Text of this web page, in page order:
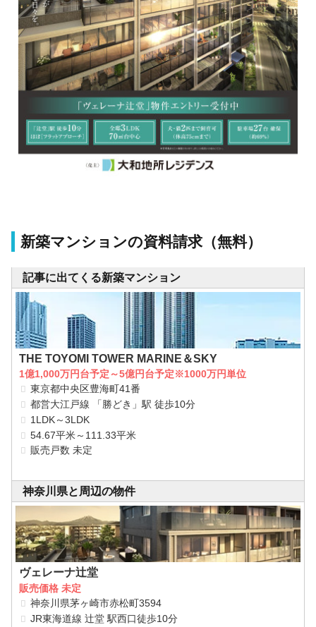
新築マンションの資料請求（無料）
記事に出てくる新築マンション
THE TOYOMI TOWER MARINE＆SKY
1億1,000万円台予定～5億円台予定※1000万円単位
東京都中央区豊海町41番
都営大江戸線 「勝どき」駅 徒歩10分
1LDK～3LDK
54.67平米～111.33平米
販売戸数 未定
神奈川県と周辺の物件
ヴェレーナ辻堂
販売価格 未定
神奈川県茅ヶ崎市赤松町3594
JR東海道線 辻堂 駅西口徒歩10分